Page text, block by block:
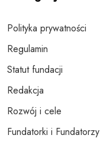
Polityka prywatności
Regulamin
Statut fundacji
Redakcja
Rozwój i cele
Fundatorki i Fundatorzy